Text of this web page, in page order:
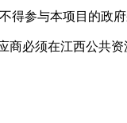
得参与本项目的政府
必须在江西公共资